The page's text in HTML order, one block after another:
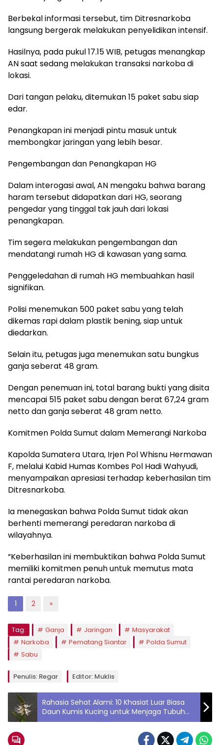
Berbekal informasi tersebut, tim Ditresnarkoba
langsung bergerak melakukan penyelidikan intensif.
Hasilnya, pada pukul 17.15 WIB, petugas menangkap
AN saat sedang melakukan transaksi narkoba di
lokasi.
Dari tangan pelaku, ditemukan 15 paket sabu siap
edar.
Penangkapan ini menjadi pintu masuk untuk
membongkar jaringan yang lebih besar.
Pengembangan dan Penangkapan HG
Dalam interogasi awal, AN mengaku bahwa barang
haram tersebut didapatkan dari HG, seorang
pengedar yang tinggal tak jauh dari lokasi
penangkapan.
Tim segera melakukan pengembangan dan
mendatangi rumah HG di kawasan yang sama.
Penggeledahan di rumah HG membuahkan hasil
signifikan.
Polisi menemukan 500 paket sabu yang telah
dikemas rapi dalam plastik bening, siap untuk
diedarkan.
Selain itu, petugas juga menemukan satu bungkus
ganja seberat 48 gram.
Dengan penemuan ini, total barang bukti yang disita
mencapai 515 paket sabu dengan berat 67,24 gram
netto dan ganja seberat 48 gram netto.
Komitmen Polda Sumut dalam Memerangi Narkoba
Kapolda Sumatera Utara, Irjen Pol Whisnu Hermawan
F, melalui Kabid Humas Kombes Pol Hadi Wahyudi,
menyampaikan apresiasi terhadap keberhasilan tim
Ditresnarkoba.
Ia menegaskan bahwa Polda Sumut tidak akan
berhenti memerangi peredaran narkoba di
wilayahnya.
“Keberhasilan ini membuktikan bahwa Polda Sumut
memiliki komitmen penuh untuk memutus mata
rantai peredaran narkoba.
1 2 »
Tag: Ganja Jaringan
Masyarakat
Narkoba
Pematang Siantar
Polda Sumut
Sabu
Penulis: Regar Editor: Muklis
Rahasia Sehat Alami: 10 Khasiat Luar Biasa
Daun Kumis Kucing untuk Menjaga Tubuh
Tetap Prima